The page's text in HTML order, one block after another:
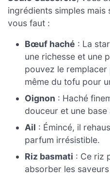
ingrédients simples mais
vous faut :
Bœuf haché : La
une richesse et une
pouvez le
même du tofu pour
Oignon : Haché
douceur et une
Ail : Émincé, il
parfum irrésistible.
Riz basmati : Ce riz
absorber les